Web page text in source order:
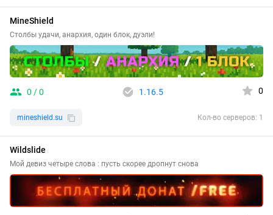
MineShield
Столбы удачи, анархия, один блок, дуэли!
0 / 0 1.16.5 0
mineshield.su Кол-во серверов: 1
Wildslide
Мой девиз четыре слова : пусть скорее дропнут снова